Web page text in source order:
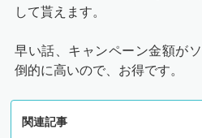
して貰えます。
早い話、キャンペーン金額が
倒的に高いので、お得です。
関連記事